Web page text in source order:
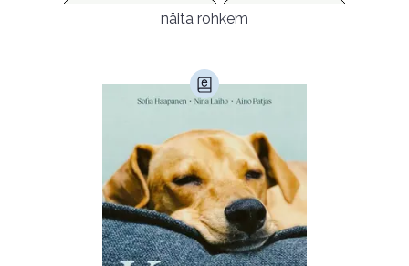
Populaarsed (25)
Ajakirjad (17)
Armastusromaanid (292)
Biograafiad (229)
Eesti kirjandus (1773)
Ettevõtlus (30)
Filoloogia (121)
näita rohkem